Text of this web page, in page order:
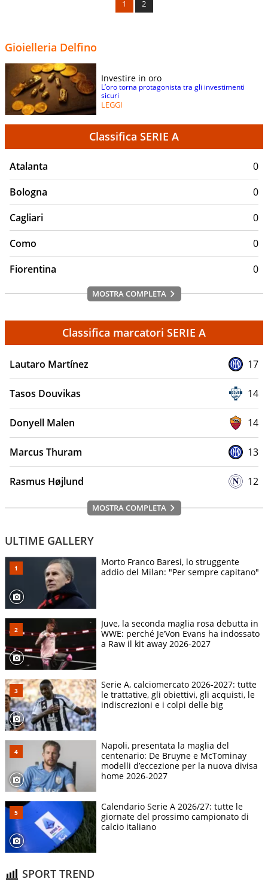
1 2
Gioielleria Delfino
Investire in oro
L’oro torna protagonista tra gli investimenti
sicuri
LEGGI
Classifica SERIE A
Atalanta
0
Bologna
0
Cagliari
0
Como
0
Fiorentina
0
MOSTRA COMPLETA
Classifica marcatori SERIE A
Lautaro Martínez 17
Tasos Douvikas 14
Donyell Malen 14
Marcus Thuram 13
Rasmus Højlund 12
MOSTRA COMPLETA
ULTIME GALLERY
Morto Franco Baresi, lo struggente
addio del Milan: "Per sempre capitano"
Juve, la seconda maglia rosa debutta in
WWE: perché Je’Von Evans ha indossato
a Raw il kit away 2026-2027
Serie A, calciomercato 2026-2027: tutte
le trattative, gli obiettivi, gli acquisti, le
indiscrezioni e i colpi delle big
Napoli, presentata la maglia del
centenario: De Bruyne e McTominay
modelli d’eccezione per la nuova divisa
home 2026-2027
Calendario Serie A 2026/27: tutte le
giornate del prossimo campionato di
calcio italiano
SPORT TREND